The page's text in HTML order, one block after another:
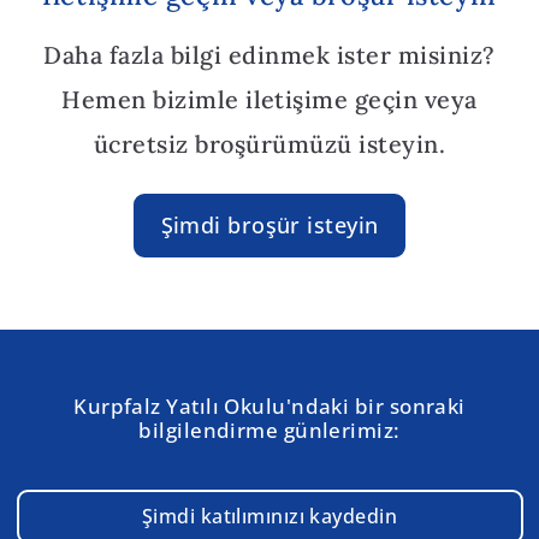
Daha fazla bilgi edinmek ister misiniz?
Hemen bizimle iletişime geçin veya
ücretsiz broşürümüzü isteyin.
Şimdi broşür isteyin
Kurpfalz Yatılı Okulu'ndaki bir sonraki
bilgilendirme günlerimiz:
Şimdi katılımınızı kaydedin